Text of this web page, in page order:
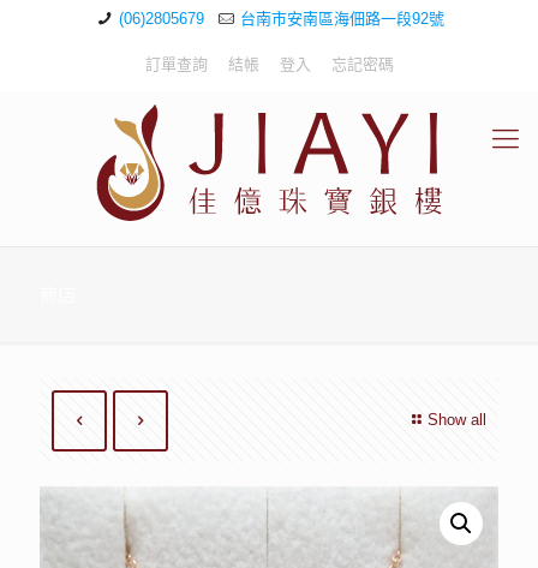
(06)2805679 台南市安南區海佃路一段92號
訂單查詢 結帳 登入 忘記密碼
Show all